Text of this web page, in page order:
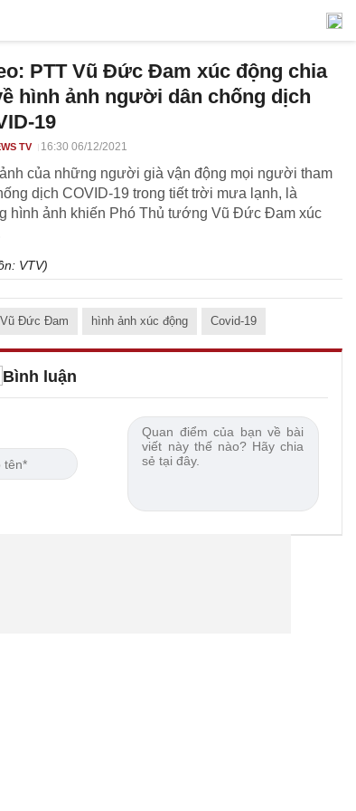
PTT Vũ Đức Đam xúc động chia
hình ảnh người dân chống dịch
19
TV 16:30 06/12/2021
của những người già vận động mọi người tham
dịch COVID-19 trong tiết trời mưa lạnh, là
hình ảnh khiến Phó Thủ tướng Vũ Đức Đam xúc
VTV)
Đức Đam hình ảnh xúc động Covid-19
Bình luận